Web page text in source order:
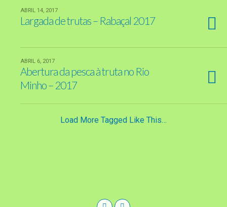
ABRIL 14, 2017
Largada de trutas – Rabaçal 2017
ABRIL 6, 2017
Abertura da pesca à truta no Rio
Minho – 2017
Load More Tagged Like This…